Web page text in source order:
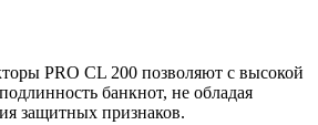
PRO CL 200 позволяют с высокой
банкнот, не обладая
защитных признаков.